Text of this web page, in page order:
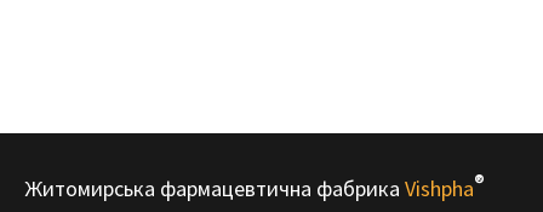
Житомирська фармацевтична фабрика Vishpha®